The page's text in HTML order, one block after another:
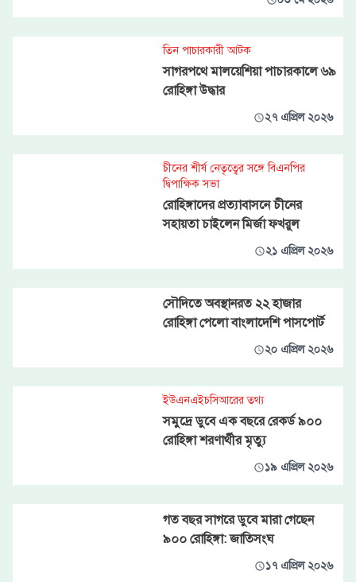
তিন পাচারকারী আটক
সাগরপথে মালয়েশিয়া পাচারকালে ৬৯
রোহিঙ্গা উদ্ধার
২৭ এপ্রিল ২০২৬
চীনের শীর্ষ নেতৃত্বের সঙ্গে বিএনপির
দ্বিপাক্ষিক সভা
রোহিঙ্গাদের প্রত্যাবাসনে চীনের
সহায়তা চাইলেন মির্জা ফখরুল
২১ এপ্রিল ২০২৬
সৌদিতে অবস্থানরত ২২ হাজার
রোহিঙ্গা পেলো বাংলাদেশি পাসপোর্ট
২০ এপ্রিল ২০২৬
ইউএনএইচসিআরের তথ্য
সমুদ্রে ডুবে এক বছরে রেকর্ড ৯০০
রোহিঙ্গা শরণার্থীর মৃত্যু
১৯ এপ্রিল ২০২৬
গত বছর সাগরে ডুবে মারা গেছেন
৯০০ রোহিঙ্গা: জাতিসংঘ
১৭ এপ্রিল ২০২৬